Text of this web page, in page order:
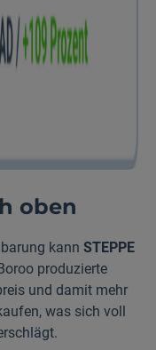
oben
kann STEPPE
produzierte
und damit mehr
was sich voll